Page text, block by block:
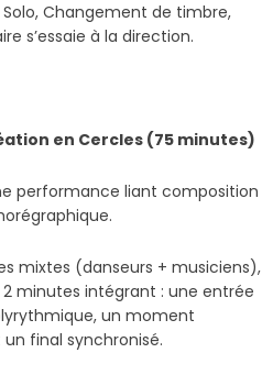
Changement de timbre,
s’essaie à la direction.
en Cercles (75 minutes)
performance liant composition
mixtes (danseurs + musiciens),
2 minutes intégrant : une entrée
un moment
final synchronisé.